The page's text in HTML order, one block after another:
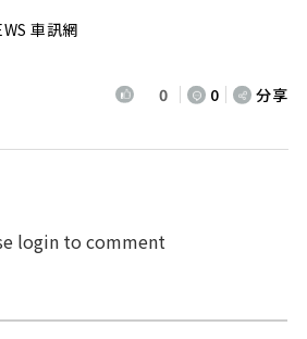
車訊網
0 0 分享
login to comment